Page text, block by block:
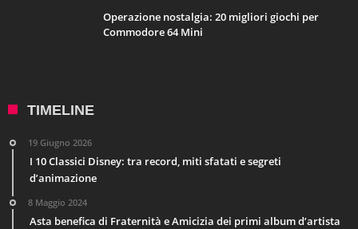
Operazione nostalgia: 20 migliori giochi per
Commodore 64 Mini
TIMELINE
19 Giugno 2026
I 10 Classici Disney: tra record, miti sfatati e segreti
d’animazione
8 Maggio 2024
Asta benefica di Fraternità e Amicizia dei primi album d’artista